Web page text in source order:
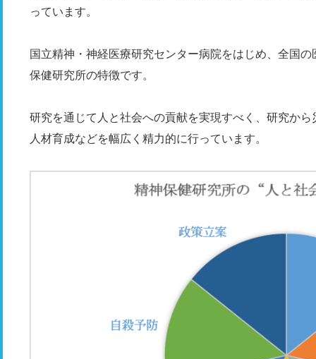
っています。
国立精神・神経医療研究センター病院をはじめ、全国
保健研究所の特徴です。
研究を通じて人と社会への貢献を実現すべく、研究か
人材育成などを幅広く精力的に行っています。